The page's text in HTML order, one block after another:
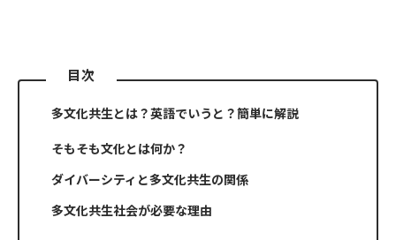
目次
多文化共生とは？英語でいうと？簡単に解説
そもそも文化とは何か？
ダイバーシティと多文化共生の関係
多文化共生社会が必要な理由